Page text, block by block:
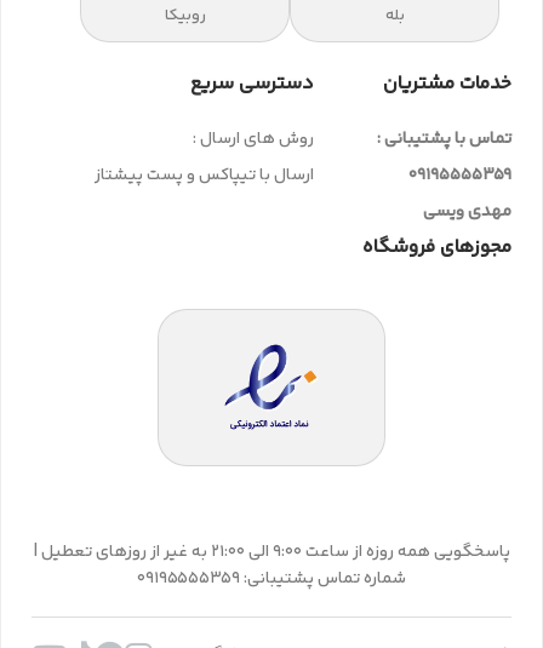
بله روبیکا
خدمات مشتریان
تماس با پشتیبانی :
09195555359
مهدی ویسی
دسترسی سریع
روش های ارسال :
ارسال با تیپاکس و پست پیشتاز
مجوزهای فروشگاه
پاسخگویی همه روزه از ساعت 9:00 الی 21:00 به غیر از روزهای تعطیل |
شماره تماس پشتیبانی: 09195555359